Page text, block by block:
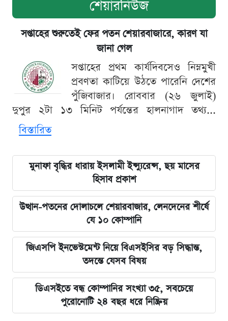
শেয়ারনিউজ
সপ্তাহের শুরুতেই ফের পতন শেয়ারবাজারে, কারণ যা
জানা গেল
সপ্তাহের প্রথম কার্যদিবসেও নিম্নমুখী
প্রবণতা কাটিয়ে উঠতে পারেনি দেশের
পুঁজিবাজার। রোববার (২৬ জুলাই)
দুপুর ২টা ১৩ মিনিট পর্যন্তের হালনাগাদ তথ্য...
বিস্তারিত
মুনাফা বৃদ্ধির ধারায় ইসলামী ইন্স্যুরেন্স, ছয় মাসের
হিসাব প্রকাশ
উত্থান-পতনের দোলাচলে শেয়ারবাজার, লেনদেনের শীর্ষে
যে ১০ কোম্পানি
জিএসপি ইনভেস্টমেন্ট নিয়ে বিএসইসির বড় সিদ্ধান্ত,
তদন্তে যেসব বিষয়
ডিএসইতে বন্ধ কোম্পানির সংখ্যা ৩৫, সবচেয়ে
পুরোনোটি ২৪ বছর ধরে নিষ্ক্রিয়